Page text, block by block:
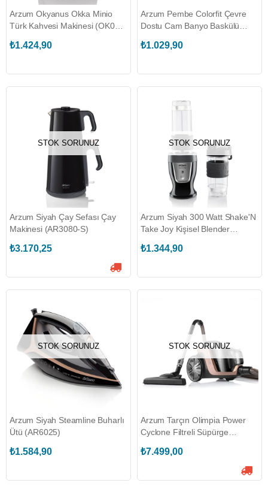
Arzum Okyanus Okka Minio
Türk Kahvesi Makinesi (OK004-
₺1.424,90
Arzum Pembe Colorfit Çevre
Dostu Cam Banyo Baskülü
₺1.029,90
STOK SORUNUZ
Arzum Siyah Çay Sefası Çay
Makinesi (AR3080-S)
₺3.170,25
STOK SORUNUZ
Arzum Siyah 300 Watt Shake'N
Take Joy Kişisel Blender
₺1.344,90
STOK SORUNUZ
Arzum Siyah Steamline Buharlı
Ütü (AR6025)
₺1.584,90
STOK SORUNUZ
Arzum Tarçın Olimpia Power
Cyclone Filtreli Süpürge
₺7.499,00